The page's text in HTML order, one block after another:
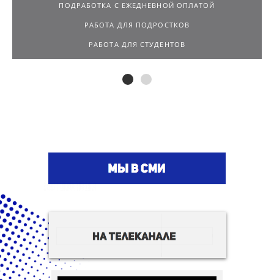
ПОДРАБОТКА С ЕЖЕДНЕВНОЙ ОПЛАТОЙ
РАБОТА ДЛЯ ПОДРОСТКОВ
РАБОТА ДЛЯ СТУДЕНТОВ